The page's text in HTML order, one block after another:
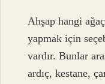
Ahşap hangi
yapmak için
vardır. Bunlar
ardıç, kestane,